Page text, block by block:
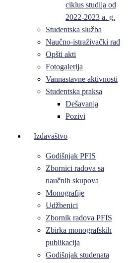
ciklus studija od
2022-2023 a. g.
Studentska služba
Naučno-istraživački rad
Opšti akti
Fotogalerija
Vannastavne aktivnosti
Studentska praksa
Dešavanja
Pozivi
Izdavaštvo
Godišnjak PFIS
Zbornici radova sa
naučnih skupova
Monografije
Udžbenici
Zbornik radova PFIS
Zbirka monografskih
publikacija
Godišnjak studenata